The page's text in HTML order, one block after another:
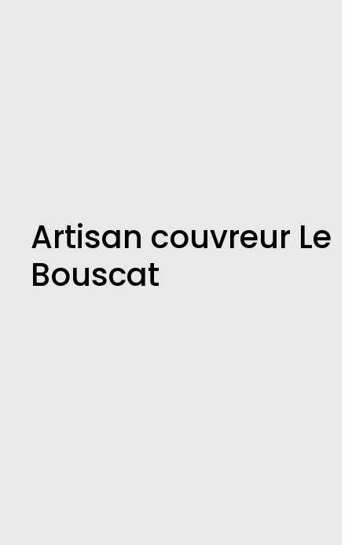
Artisan couvreur Le
Bouscat